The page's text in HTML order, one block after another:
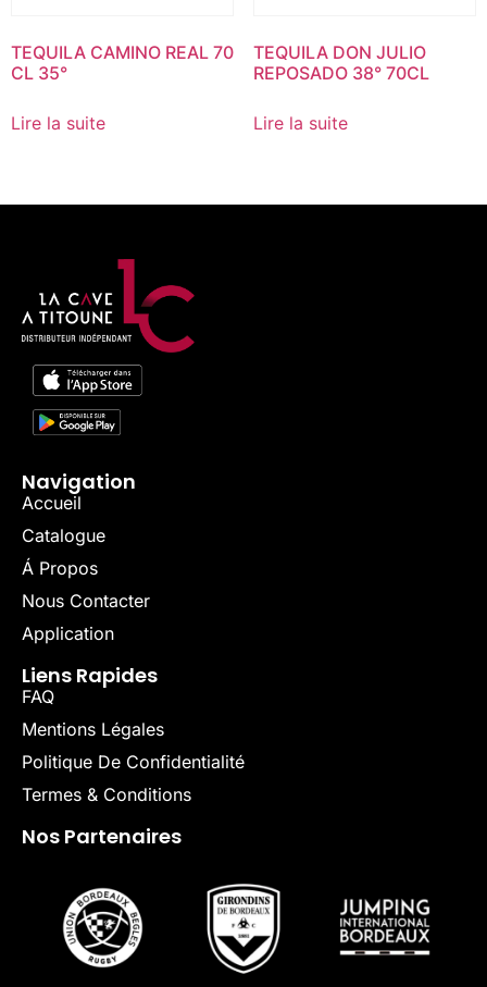
TEQUILA CAMINO REAL 70
CL 35°
Lire la suite
TEQUILA DON JULIO
REPOSADO 38° 70CL
Lire la suite
Navigation
Accueil
Catalogue
Á Propos
Nous Contacter
Application
Liens Rapides
FAQ
Mentions Légales
Politique De Confidentialité
Termes & Conditions
Nos Partenaires